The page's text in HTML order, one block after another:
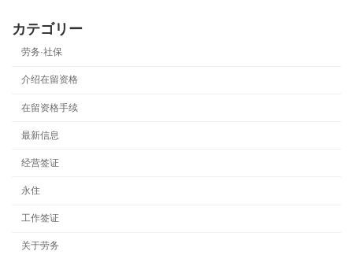
カテゴリー
劳务·社保
介绍在留资格
在留资格手续
最新信息
经营签证
永住
工作签证
关于劳务